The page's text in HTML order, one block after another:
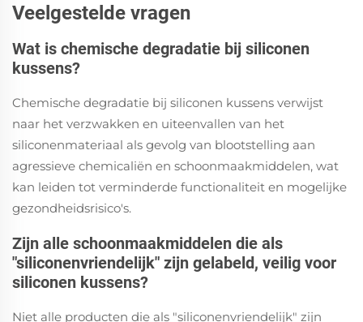
Veelgestelde vragen
Wat is chemische degradatie bij siliconen
kussens?
Chemische degradatie bij siliconen kussens verwijst
naar het verzwakken en uiteenvallen van het
siliconenmateriaal als gevolg van blootstelling aan
agressieve chemicaliën en schoonmaakmiddelen, wat
kan leiden tot verminderde functionaliteit en mogelijke
gezondheidsrisico's.
Zijn alle schoonmaakmiddelen die als
"siliconenvriendelijk" zijn gelabeld, veilig voor
siliconen kussens?
Niet alle producten die als "siliconenvriendelijk" zijn